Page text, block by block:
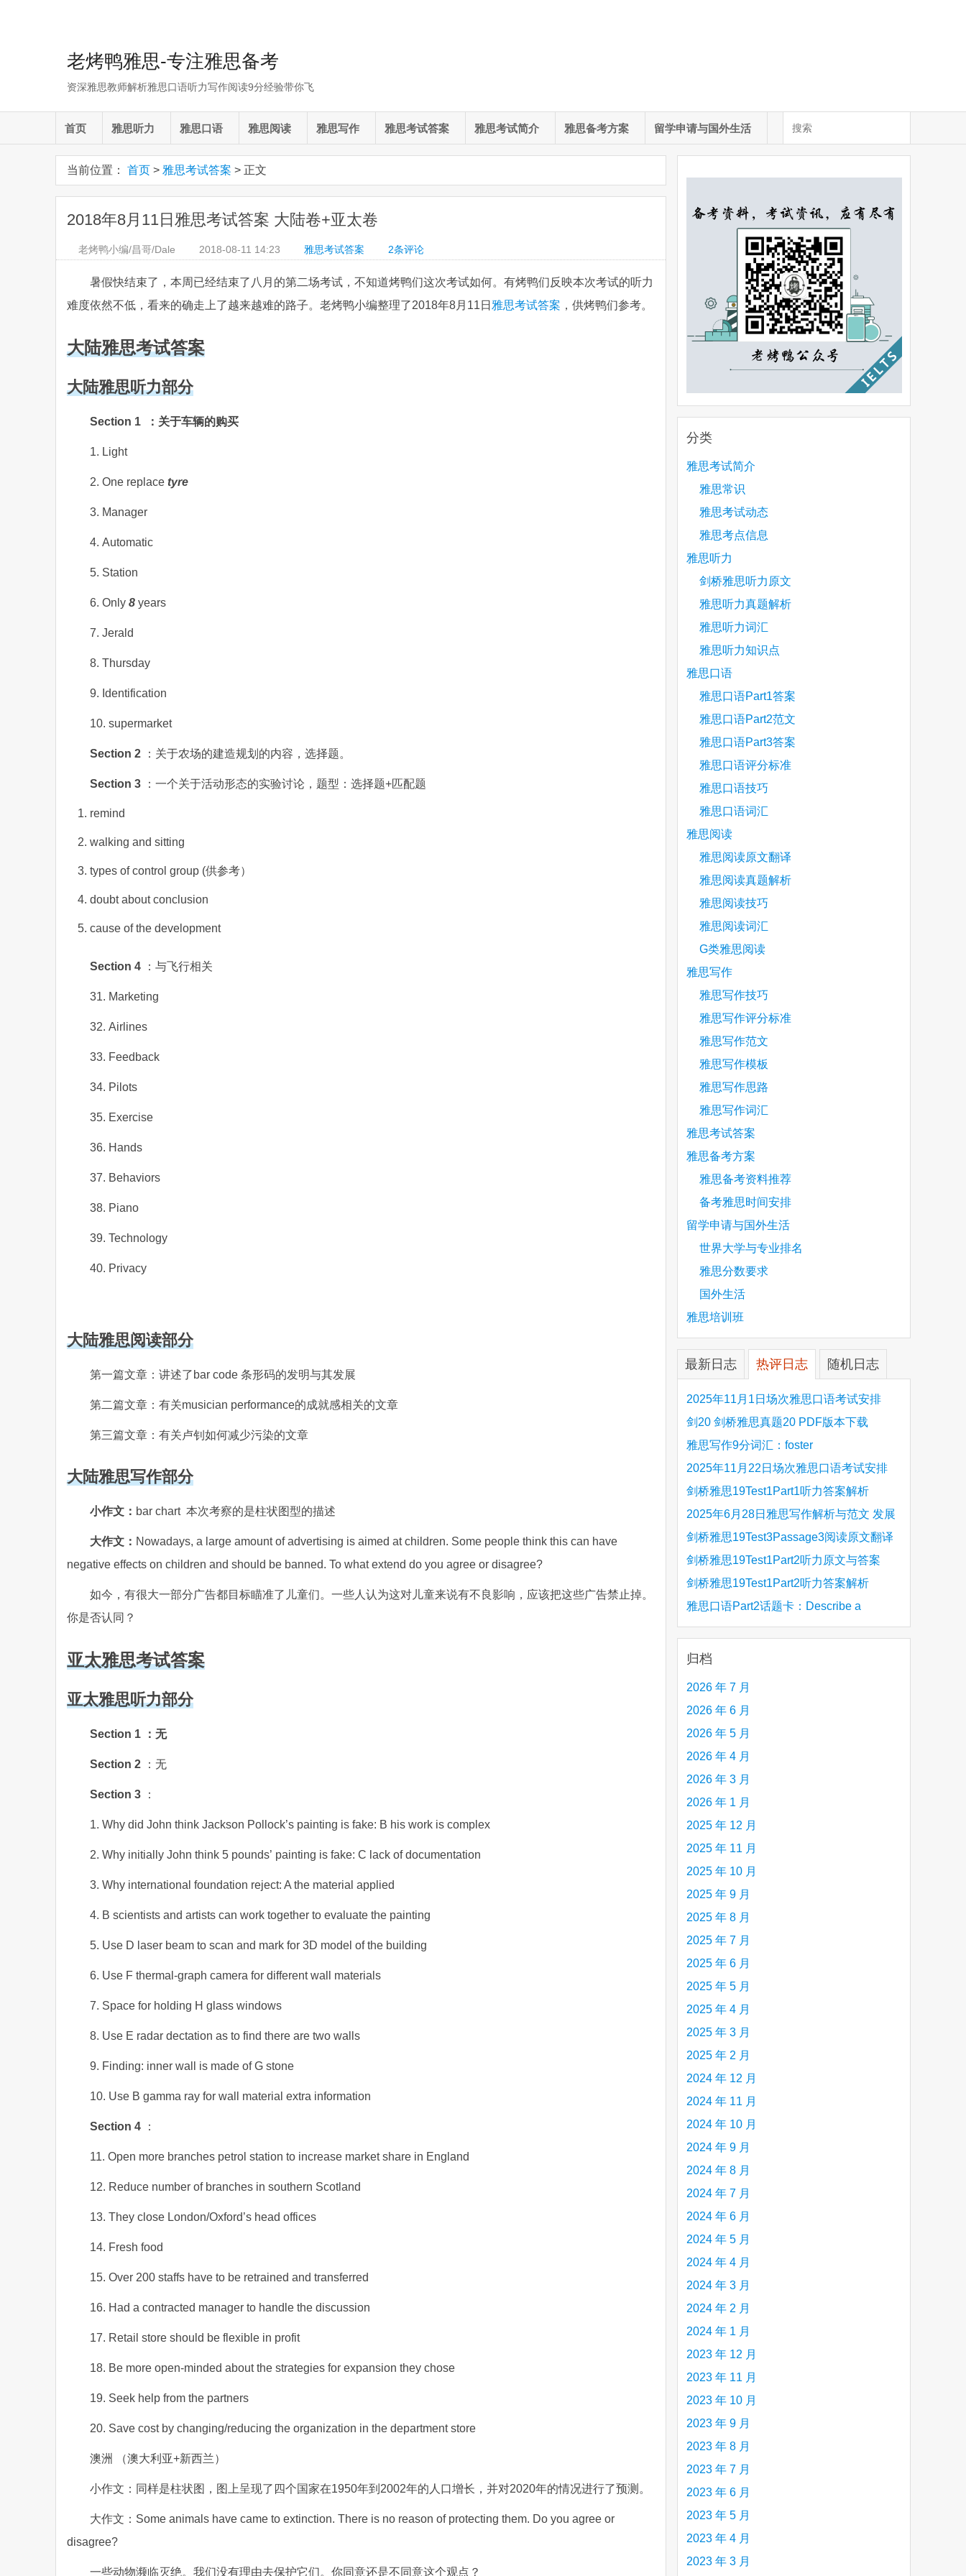
老烤鸭雅思-专注雅思备考
资深雅思教师解析雅思口语听力写作阅读9分经验带你飞
首页 雅思听力 雅思口语 雅思阅读 雅思写作 雅思考试答案 雅思考试简介 雅思备考方案 留学申请与国外生活
当前位置： 首页 > 雅思考试答案 > 正文
2018年8月11日雅思考试答案 大陆卷+亚太卷
老烤鸭小编/昌哥/Dale 2018-08-11 14:23 雅思考试答案 2条评论
暑假快结束了，本周已经结束了八月的第二场考试，不知道烤鸭们这次考试如何。有烤鸭们反映本次考试的听力
难度依然不低，看来的确走上了越来越难的路子。老烤鸭小编整理了2018年8月11日 雅思考试答案 ，供烤鸭们参考。
大陆雅思考试答案
大陆雅思听力部分
Section 1 ：关于车辆的购买
1. Light
2. One replace tyre
3. Manager
4. Automatic
5. Station
6. Only 8 years
7. Jerald
8. Thursday
9. Identification
10. supermarket
Section 2 ：关于农场的建造规划的内容，选择题。
Section 3 ：一个关于活动形态的实验讨论，题型：选择题+匹配题
remind
walking and sitting
types of control group (供参考）
doubt about conclusion
cause of the development
Section 4 ：与飞行相关
31. Marketing
32. Airlines
33. Feedback
34. Pilots
35. Exercise
36. Hands
37. Behaviors
38. Piano
39. Technology
40. Privacy
大陆雅思阅读部分
第一篇文章：讲述了bar code 条形码的发明与其发展
第二篇文章：有关musician performance的成就感相关的文章
第三篇文章：有关卢钊如何减少污染的文章
大陆雅思写作部分
小作文： bar chart 本次考察的是柱状图型的描述
大作文： Nowadays, a large amount of advertising is aimed at children. Some people think this can have
negative effects on children and should be banned. To what extend do you agree or disagree?
如今，有很大一部分广告都目标瞄准了儿童们。一些人认为这对儿童来说有不良影响，应该把这些广告禁止掉。
你是否认同？
亚太雅思考试答案
亚太雅思听力部分
Section 1 ：无
Section 2 ：无
Section 3 ：
1. Why did John think Jackson Pollock’s painting is fake: B his work is complex
2. Why initially John think 5 pounds’ painting is fake: C lack of documentation
3. Why international foundation reject: A the material applied
4. B scientists and artists can work together to evaluate the painting
5. Use D laser beam to scan and mark for 3D model of the building
6. Use F thermal-graph camera for different wall materials
7. Space for holding H glass windows
8. Use E radar dectation as to find there are two walls
9. Finding: inner wall is made of G stone
10. Use B gamma ray for wall material extra information
Section 4 ：
11. Open more branches petrol station to increase market share in England
12. Reduce number of branches in southern Scotland
13. They close London/Oxford’s head offices
14. Fresh food
15. Over 200 staffs have to be retrained and transferred
16. Had a contracted manager to handle the discussion
17. Retail store should be flexible in profit
18. Be more open-minded about the strategies for expansion they chose
19. Seek help from the partners
20. Save cost by changing/reducing the organization in the department store
澳洲 （澳大利亚+新西兰）
小作文：同样是柱状图，图上呈现了四个国家在1950年到2002年的人口增长，并对2020年的情况进行了预测。
大作文：Some animals have came to extinction. There is no reason of protecting them. Do you agree or
disagree?
一些动物濒临灭绝。我们没有理由去保护它们。你同意还是不同意这个观点？
分类
雅思考试简介
雅思常识
雅思考试动态
雅思考点信息
雅思听力
剑桥雅思听力原文
雅思听力真题解析
雅思听力词汇
雅思听力知识点
雅思口语
雅思口语Part1答案
雅思口语Part2范文
雅思口语Part3答案
雅思口语评分标准
雅思口语技巧
雅思口语词汇
雅思阅读
雅思阅读原文翻译
雅思阅读真题解析
雅思阅读技巧
雅思阅读词汇
G类雅思阅读
雅思写作
雅思写作技巧
雅思写作评分标准
雅思写作范文
雅思写作模板
雅思写作思路
雅思写作词汇
雅思考试答案
雅思备考方案
雅思备考资料推荐
备考雅思时间安排
留学申请与国外生活
世界大学与专业排名
雅思分数要求
国外生活
雅思培训班
最新日志 热评日志 随机日志
2025年11月1日场次雅思口语考试安排
剑20 剑桥雅思真题20 PDF版本下载
雅思写作9分词汇：foster
2025年11月22日场次雅思口语考试安排
剑桥雅思19Test1Part1听力答案解析
Hinchingbrooke Country Park
2025年6月28日雅思写作解析与范文 发展
旅游业 手把手带你写高分范文
剑桥雅思19Test3Passage3阅读原文翻译
Is the era of artificial speech translation
upon us 人工智能语言翻译
剑桥雅思19Test1Part2听力原文与答案
Stanthorpe Twinning Association
剑桥雅思19Test1Part2听力答案解析
Stanthorpe Twinning Association
雅思口语Part2话题卡：Describe a
creative person (e.g. an artist, a musician,
etc.) you admire 钦佩的有创造力的人
归档
2026 年 7 月
2026 年 6 月
2026 年 5 月
2026 年 4 月
2026 年 3 月
2026 年 1 月
2025 年 12 月
2025 年 11 月
2025 年 10 月
2025 年 9 月
2025 年 8 月
2025 年 7 月
2025 年 6 月
2025 年 5 月
2025 年 4 月
2025 年 3 月
2025 年 2 月
2024 年 12 月
2024 年 11 月
2024 年 10 月
2024 年 9 月
2024 年 8 月
2024 年 7 月
2024 年 6 月
2024 年 5 月
2024 年 4 月
2024 年 3 月
2024 年 2 月
2024 年 1 月
2023 年 12 月
2023 年 11 月
2023 年 10 月
2023 年 9 月
2023 年 8 月
2023 年 7 月
2023 年 6 月
2023 年 5 月
2023 年 4 月
2023 年 3 月